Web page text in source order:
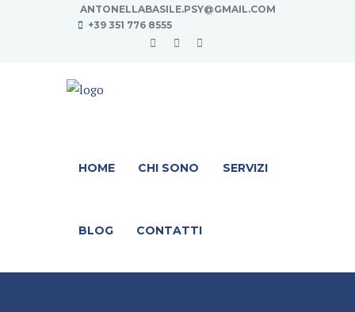
ANTONELLABASILE.PSY@GMAIL.COM
+39 351 776 8555
HOME CHI SONO SERVIZI
BLOG CONTATTI